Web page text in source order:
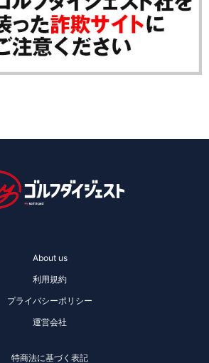
About us
利用規約
プライバシーポリシー
運営会社
特商法に基づく表記